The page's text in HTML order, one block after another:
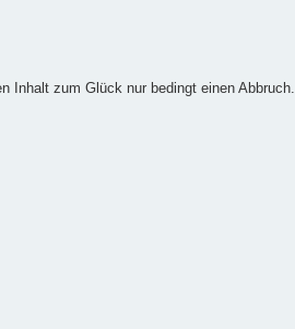
Inhalt zum Glück nur bedingt einen Abbruch.